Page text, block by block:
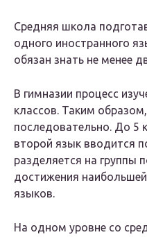
Средняя школа
одного иностранного
обязан знать не менее
В гимназии процесс
классов. Таким
последовательно. До 5
второй язык вводится
разделяется на группы
достижения
языков.
На одном уровне со